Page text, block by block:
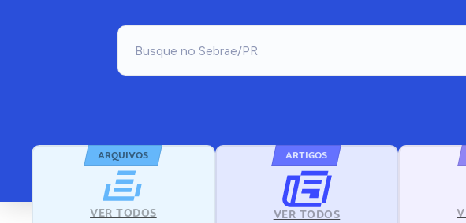
ARQUIVOS
VER TODOS
ARTIGOS
VER TODOS